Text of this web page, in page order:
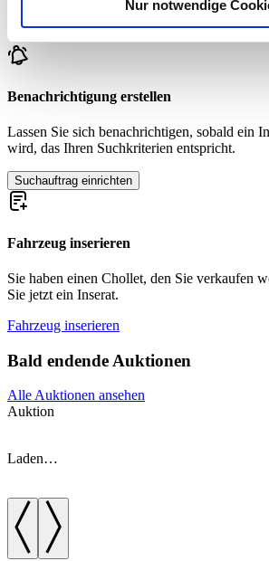
Verwendung unserer Website an
soziale Medien, Werbung und
Partner führen diese Informationen
haben oder die sie im Rahmen Ihrer
Nur notwendige
Benachrichtigung erstellen
Lassen Sie sich benachrichtigen, sobald ein
wird, das Ihren Suchkriterien entspricht.
Suchauftrag einrichten
Fahrzeug inserieren
Sie haben einen Chollet, den Sie verkaufen
Sie jetzt ein Inserat.
Fahrzeug inserieren
Bald endende Auktionen
Alle Auktionen ansehen
Auktion
Laden…